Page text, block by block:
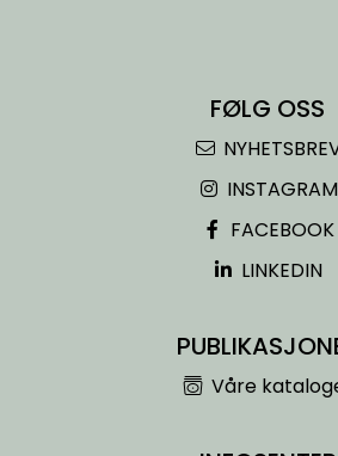
FØLG OSS
INSTAGRAM
FACEBOOK
LINKEDIN
Våre